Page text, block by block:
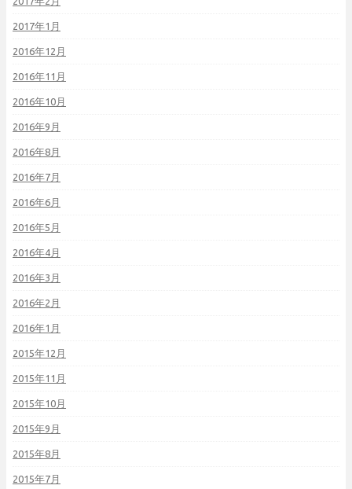
2017年1月
2016年12月
2016年11月
2016年10月
2016年9月
2016年8月
2016年7月
2016年6月
2016年5月
2016年4月
2016年3月
2016年2月
2016年1月
2015年12月
2015年11月
2015年10月
2015年9月
2015年8月
2015年7月